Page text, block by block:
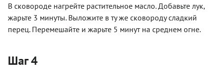
В сковороде нагрейте растительное масло. Добавьте лук,
жарьте 3 минуты. Выложите в ту же сковороду сладкий
перец. Перемешайте и жарьте 5 минут на среднем огне.
Шаг 4